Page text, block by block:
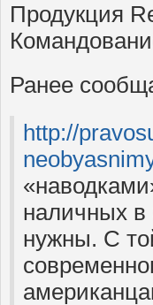
Продукция
Ранее
http://
наличных в
нужны. С